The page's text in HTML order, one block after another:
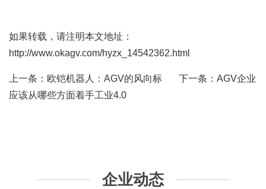
如果转载，请注明本文地址：
http://www.okagv.com/hyzx_14542362.html
上一条： 欧铠机器人：AGV的风向标 下一条： AGV企业
应该从哪些方面着手工业4.0
企业动态